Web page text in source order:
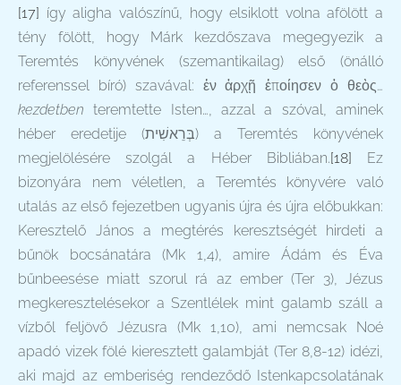
[17] így aligha valószínű, hogy elsiklott volna afölött a
tény fölött, hogy Márk kezdőszava megegyezik a
Teremtés könyvének (szemantikailag) első (önálló
referenssel bíró) szavával: ἐν ἀρχῇ ἐποίησεν ὁ θεὸς…
kezdetbenteremtette Isten…, azzal a szóval, aminek
héber eredetije (בְּרֵאשִׁית) a Teremtés könyvének
megjelölésére szolgál a Héber Bibliában.[18] Ez
bizonyára nem véletlen, a Teremtés könyvére való
utalás az első fejezetben ugyanis újra és újra előbukkan:
Keresztelő János a megtérés keresztségét hirdeti a
bűnök bocsánatára (Mk 1,4), amire Ádám és Éva
bűnbeesése miatt szorul rá az ember (Ter 3), Jézus
megkeresztelésekor a Szentlélek mint galamb száll a
vízből feljövő Jézusra (Mk 1,10), ami nemcsak Noé
apadó vizek fölé kieresztett galambját (Ter 8,8-12) idézi,
aki majd az emberiség rendeződő Istenkapcsolatának